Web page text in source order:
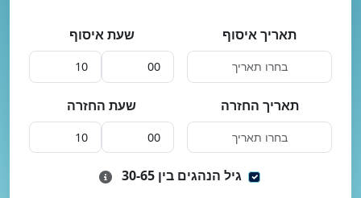
תאריך איסוף שעת איסוף
תאריך החזרה שעת החזרה
גיל הנהגים בין 30-65